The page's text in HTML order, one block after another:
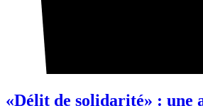
«Délit de solidarité» : une